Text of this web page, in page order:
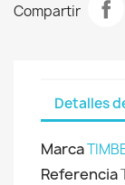
Compartir
Detalles
Marca
Referencia